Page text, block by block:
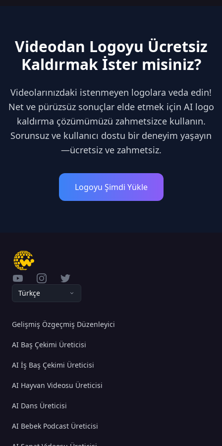
Videodan Logoyu Ücretsiz
Kaldırmak İster misiniz?
Videolarınızdaki istenmeyen logolara veda edin!
Net ve pürüzsüz sonuçlar elde etmek için AI logo
kaldırma çözümümüzü zahmetsizce kullanın.
Sorunsuz ve kullanıcı dostu bir deneyim yaşayın
—ücretsiz ve zahmetsiz.
Logoyu Şimdi Yükle
YouTubeInstagramTwitter
Türkçe
Gelişmiş Özgeçmiş Düzenleyici
AI Baş Çekimi Üreticisi
AI İş Baş Çekimi Üreticisi
AI Hayvan Videosu Üreticisi
AI Dans Üreticisi
AI Bebek Podcast Üreticisi